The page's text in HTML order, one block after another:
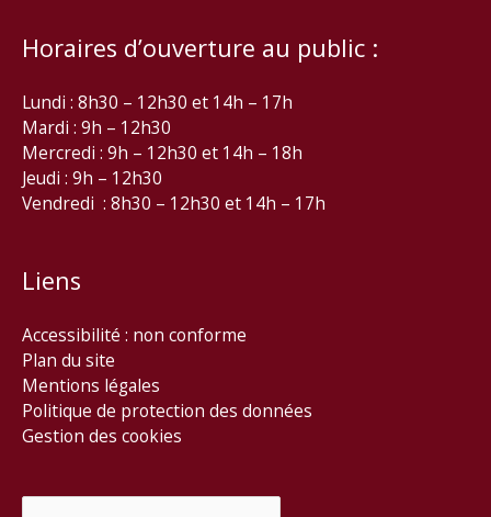
Horaires d’ouverture au public :
Lundi : 8h30 – 12h30 et 14h – 17h
Mardi : 9h – 12h30
Mercredi : 9h – 12h30 et 14h – 18h
Jeudi : 9h – 12h30
Vendredi : 8h30 – 12h30 et 14h – 17h
Liens
Accessibilité : non conforme
Plan du site
Mentions légales
Politique de protection des données
Gestion des cookies